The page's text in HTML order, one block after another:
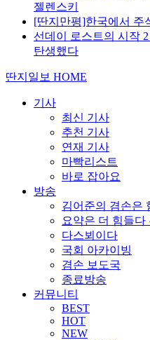
젤렌스키
[딴지만평]한국에서 주
선데이 로스트의 시작
탄생했다
딴지일보 HOME
기사
최신 기사
추천 기사
연재 기사
마빡리스트
바로 잡아요
방송
김어준의 겸손은
요약은 더 힘들다
다스뵈이다
국회 아카이빙
겸손 보도국
종료방송
커뮤니티
BEST
HOT
NEW